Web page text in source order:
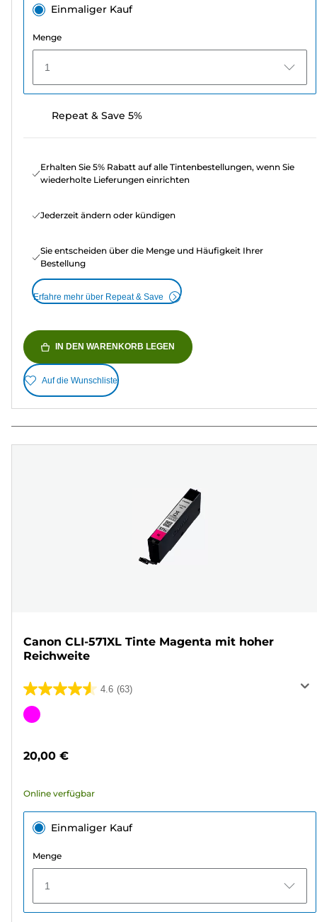
Einmaliger Kauf
Menge
1
Repeat & Save 5%
Erhalten Sie 5% Rabatt auf alle Tintenbestellungen, wenn Sie
wiederholte Lieferungen einrichten
Jederzeit ändern oder kündigen
Sie entscheiden über die Menge und Häufigkeit Ihrer
Bestellung
Erfahre mehr über Repeat & Save
IN DEN WARENKORB LEGEN
Auf die Wunschliste
Canon CLI-571XL Tinte Magenta mit hoher
Reichweite
4.6 (63)
4.6
von
63
Farbpatrone
20,00 €
Online verfügbar
Einmaliger Kauf
Menge
1